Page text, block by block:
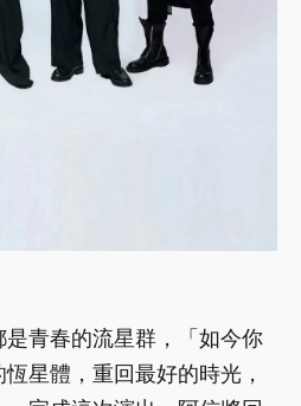
青春的流星群，「如今你
星體，重回最好的時光，